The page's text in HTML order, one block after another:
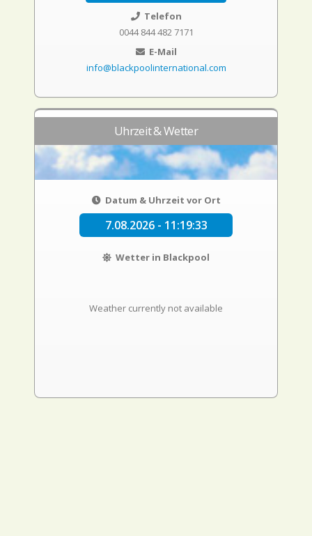
Telefon
0044 844 482 7171
E-Mail
info@blackpoolinternational.com
Uhrzeit & Wetter
Datum & Uhrzeit vor Ort
7.08.2026 - 11:19:34
Wetter in Blackpool
Weather currently not available